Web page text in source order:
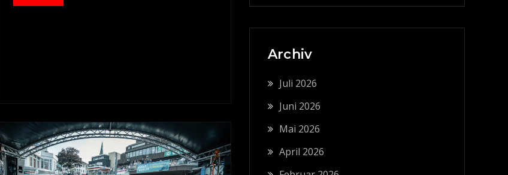
Archiv
Juli 2026
Juni 2026
Mai 2026
April 2026